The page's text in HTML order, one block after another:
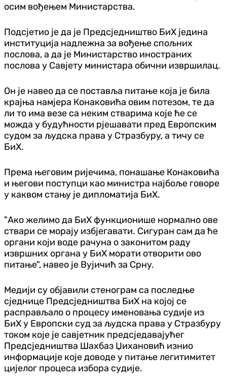
осим вођењем Министарства.
Подсјетио је да је Предсједништво БиХ једина
институција надлежна за вођење спољних
послова, а да је Министарство иностраних
послова у Савјету министара обични извршилац.
Он је навео да се поставља питање која је била
крајња намјера Конаковића овим потезом, те да
ли то има везе са неким стварима које ће се
можда у будућности рјешавати пред Европским
судом за људска права у Стразбуру, а тичу се
БиХ.
Према његовим ријечима, понашање Конаковића
и његови поступци као министра најбоље говоре
у каквом стању је дипломатија БиХ.
"Ако желимо да БиХ функционише нормално ове
ствари се морају избјегавати. Сигуран сам да ће
органи који воде рачуна о законитом раду
извршних органа у БиХ морати отворити ово
питање", навео је Вујичић за Срну.
Медији су објавили стенограм са последње
сједнице Предсједништва БиХ на којој се
расправљало о процесу именовања судије из
БиХ у Европски суд за људска права у Стразбуру
током које је савјетник предсједавајућег
Предсједништва Шахбаз Џихановић изнио
информације које доводе у питање легитимитет
цијелог процеса избора судије.